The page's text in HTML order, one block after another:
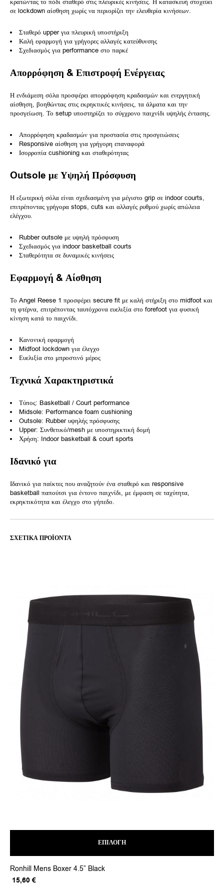
κρατώντας το πόδι σταθερό στις πλευρικές κινήσεις. Η κατασκευή στοχεύει
σε lockdown αίσθηση χωρίς να περιορίζει την ελευθερία κινήσεων.
Σταθερό upper για πλευρική υποστήριξη
Καλή εφαρμογή για γρήγορες αλλαγές κατεύθυνσης
Σχεδιασμός για performance στο παρκέ
Απορρόφηση & Επιστροφή Ενέργειας
Η ενδιάμεση σόλα προσφέρει απορρόφηση κραδασμών και ενεργητική
αίσθηση, βοηθώντας στις εκρηκτικές κινήσεις, τα άλματα και την
προσγείωση. Το setup υποστηρίζει το σύγχρονο παιχνίδι υψηλής έντασης.
Απορρόφηση κραδασμών για προστασία στις προσγειώσεις
Responsive αίσθηση για γρήγορη επαναφορά
Ισορροπία cushioning και σταθερότητας
Outsole με Υψηλή Πρόσφυση
Η εξωτερική σόλα είναι σχεδιασμένη για μέγιστο grip σε indoor courts,
επιτρέποντας γρήγορα stops, cuts και αλλαγές ρυθμού χωρίς απώλεια
ελέγχου.
Rubber outsole με υψηλή πρόσφυση
Σχεδιασμός για indoor basketball courts
Σταθερότητα σε δυναμικές κινήσεις
Εφαρμογή & Αίσθηση
Το Angel Reese 1 προσφέρει secure fit με καλή στήριξη στο midfoot και
τη φτέρνα, επιτρέποντας ταυτόχρονα ευελιξία στο forefoot για φυσική
κίνηση κατά το παιχνίδι.
Κανονική εφαρμογή
Midfoot lockdown για έλεγχο
Ευελιξία στο μπροστινό μέρος
Τεχνικά Χαρακτηριστικά
Τύπος: Basketball / Court performance
Midsole: Performance foam cushioning
Outsole: Rubber υψηλής πρόσφυσης
Upper: Συνθετικό/mesh με υποστηρικτική δομή
Χρήση: Indoor basketball & court sports
Ιδανικό για
Ιδανικό για παίκτες που αναζητούν ένα σταθερό και responsive
basketball παπούτσι για έντονο παιχνίδι, με έμφαση σε ταχύτητα,
εκρηκτικότητα και έλεγχο στο γήπεδο.
ΣΧΕΤΙΚΆ ΠΡΟΪΌΝΤΑ
ΕΠΙΛΟΓΉ
το
προϊόν
Ronhill Mens Boxer 4.5” Black
Original
15,60 €Η